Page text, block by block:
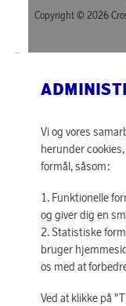
Vi og vores
herunder
formål, såsom:
Funktionelle
og giver dig en
Statistiske
bruger
os med at
Ved at klikke på
Copyright © 2026